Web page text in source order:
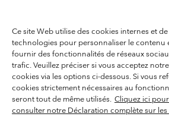
Garanties Légales
Politique de confidentialité
Conditions d'utilisation - Membres
Conditions D'utilisation - Contenu généré par
Cookies
Public CBCR
Ce site Web utilise des cookies internes et
technologies pour personnaliser le contenu
fournir des fonctionnalités de réseaux
trafic. Veuillez préciser si vous acceptez
cookies via les options ci-dessous. Si vous
cookies strictement nécessaires au
seront tout de même utilisés. Cliquez ici
consulter notre Déclaration complète sur les
Veuillez sélectionner votre
votre langue
Achats en ligne
United States